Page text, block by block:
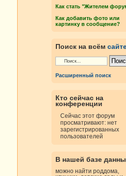
Как стать "Жителем
Как добавить фото или
картинку в сообщение?
Поиск на всём
Расширенный поиск
Кто сейчас на
конференции
Сейчас этот форум
просматривают: нет
зарегистрированных
пользователей
В нашей базе
можно найти роддома,